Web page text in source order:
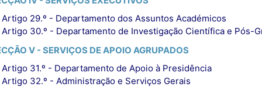
Artigo 29.º - Departamento dos Assuntos Académicos
Artigo 30.º - Departamento de Investigação Científica e Pós-
V - SERVIÇOS DE APOIO AGRUPADOS
Artigo 31.º - Departamento de Apoio à Presidência
Artigo 32.º - Administração e Serviços Gerais